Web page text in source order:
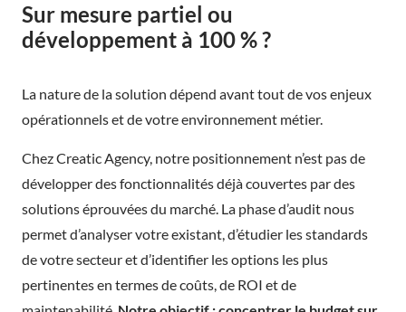
Sur mesure partiel ou
développement à 100 % ?
La nature de la solution dépend avant tout de vos enjeux
opérationnels et de votre environnement métier.
Chez Creatic Agency, notre positionnement n’est pas de
développer des fonctionnalités déjà couvertes par des
solutions éprouvées du marché. La phase d’audit nous
permet d’analyser votre existant, d’étudier les standards
de votre secteur et d’identifier les options les plus
pertinentes en termes de coûts, de ROI et de